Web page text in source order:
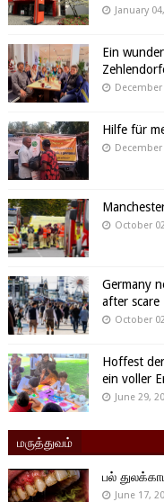
January
Ein
December
Hilfe für
December
October
Germany
after scare
October
Hoffest
ein voller
June 29,
மருத்துவம்
பல்
June 17,